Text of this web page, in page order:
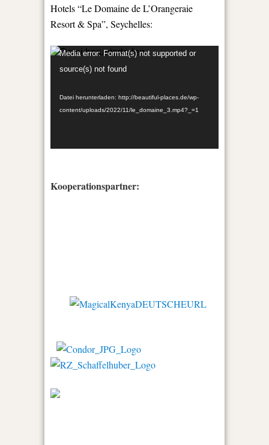
Hotels “Le Domaine de L’Orangeraie
Resort & Spa”, Seychelles:
Video-
Player
Media error: Format(s) not supported or
source(s) not found
Datei herunterladen: http://beautiful-places.de/wp-
content/uploads/2022/11/le_domaine_3.mp4?_=1
Kooperationspartner: